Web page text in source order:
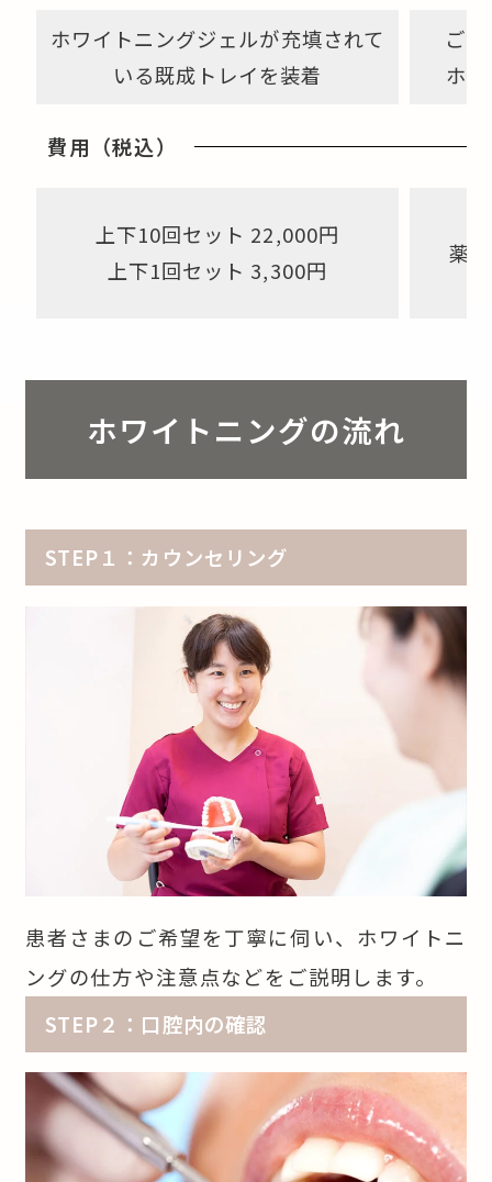
ホワイトニングジェルが充填されて
いる既成トレイを装着
ご
ホ
費用（税込）
上下10回セット 22,000円
上下1回セット 3,300円
薬
ホワイトニングの流れ
STEP１：カウンセリング
患者さまのご希望を丁寧に伺い、ホワイトニ
ングの仕方や注意点などをご説明します。
STEP２：口腔内の確認